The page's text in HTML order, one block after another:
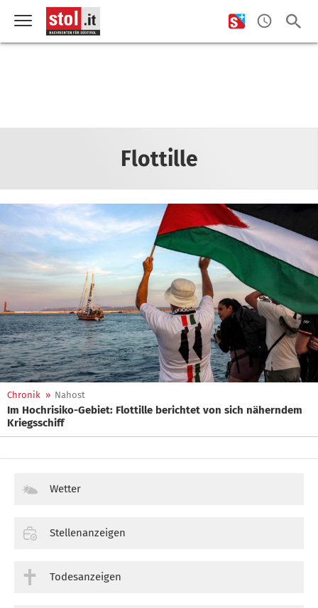
Flottille
Chronik » Nahost
Im Hochrisiko-Gebiet: Flottille berichtet von sich näherndem
Kriegsschiff
Wetter
Stellenanzeigen
Todesanzeigen